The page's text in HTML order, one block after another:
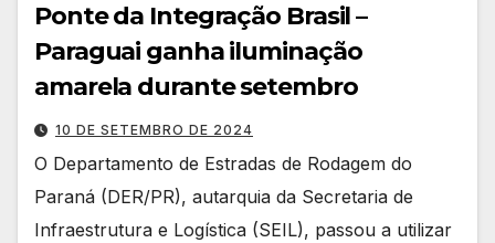
Ponte da Integração Brasil –
Paraguai ganha iluminação
amarela durante setembro
10 DE SETEMBRO DE 2024
O Departamento de Estradas de Rodagem do
Paraná (DER/PR), autarquia da Secretaria de
Infraestrutura e Logística (SEIL), passou a utilizar